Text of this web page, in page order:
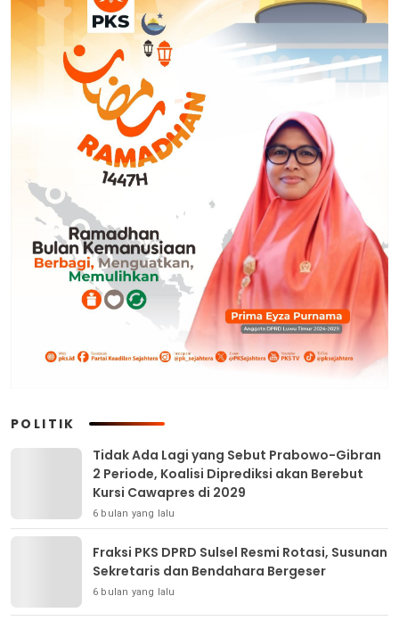
POLITIK
Tidak Ada Lagi yang Sebut Prabowo-Gibran
2 Periode, Koalisi Diprediksi akan Berebut
Kursi Cawapres di 2029
6 bulan yang lalu
Fraksi PKS DPRD Sulsel Resmi Rotasi, Susunan
Sekretaris dan Bendahara Bergeser
6 bulan yang lalu